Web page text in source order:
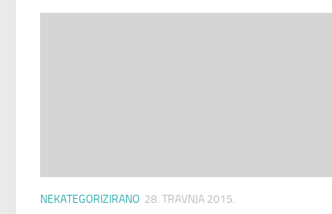
NEKATEGORIZIRANO 28. TRAVNJA 2015.